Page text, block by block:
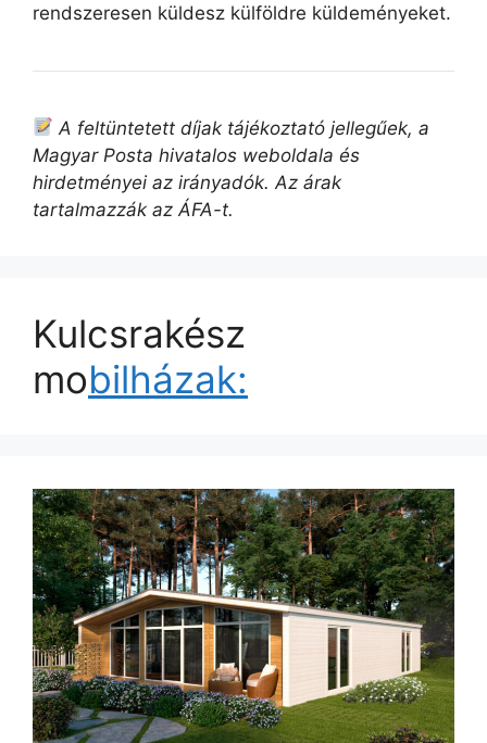
rendszeresen küldesz külföldre küldeményeket.
A feltüntetett díjak tájékoztató jellegűek, a
Magyar Posta hivatalos weboldala és
hirdetményei az irányadók. Az árak
tartalmazzák az ÁFA-t.
Kulcsrakész
mobilházak: